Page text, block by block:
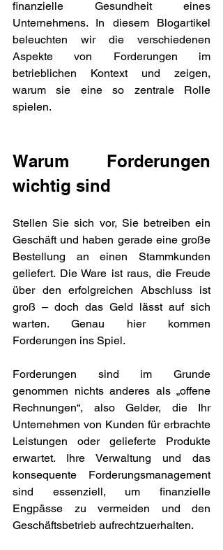
finanzielle Gesundheit eines
Unternehmens. In diesem Blogartikel
beleuchten wir die verschiedenen
Aspekte von Forderungen im
betrieblichen Kontext und zeigen,
warum sie eine so zentrale Rolle
spielen.
Warum Forderungen
wichtig sind
Stellen Sie sich vor, Sie betreiben ein
Geschäft und haben gerade eine große
Bestellung an einen Stammkunden
geliefert. Die Ware ist raus, die Freude
über den erfolgreichen Abschluss ist
groß – doch das Geld lässt auf sich
warten. Genau hier kommen
Forderungen ins Spiel.
Forderungen sind im Grunde
genommen nichts anderes als „offene
Rechnungen“, also Gelder, die Ihr
Unternehmen von Kunden für erbrachte
Leistungen oder gelieferte Produkte
erwartet. Ihre Verwaltung und das
konsequente Forderungsmanagement
sind essenziell, um finanzielle
Engpässe zu vermeiden und den
Geschäftsbetrieb aufrechtzuerhalten.